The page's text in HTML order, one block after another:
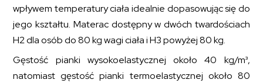
wpływem temperatury ciała idealnie dopasowując się do
jego kształtu. Materac dostępny w dwóch twardościach
H2 dla osób do 80 kg wagi ciała i H3 powyżej 80 kg.
Gęstość pianki wysokoelastycznej około 40 kg/m³,
natomiast gęstość pianki termoelastycznej około 80